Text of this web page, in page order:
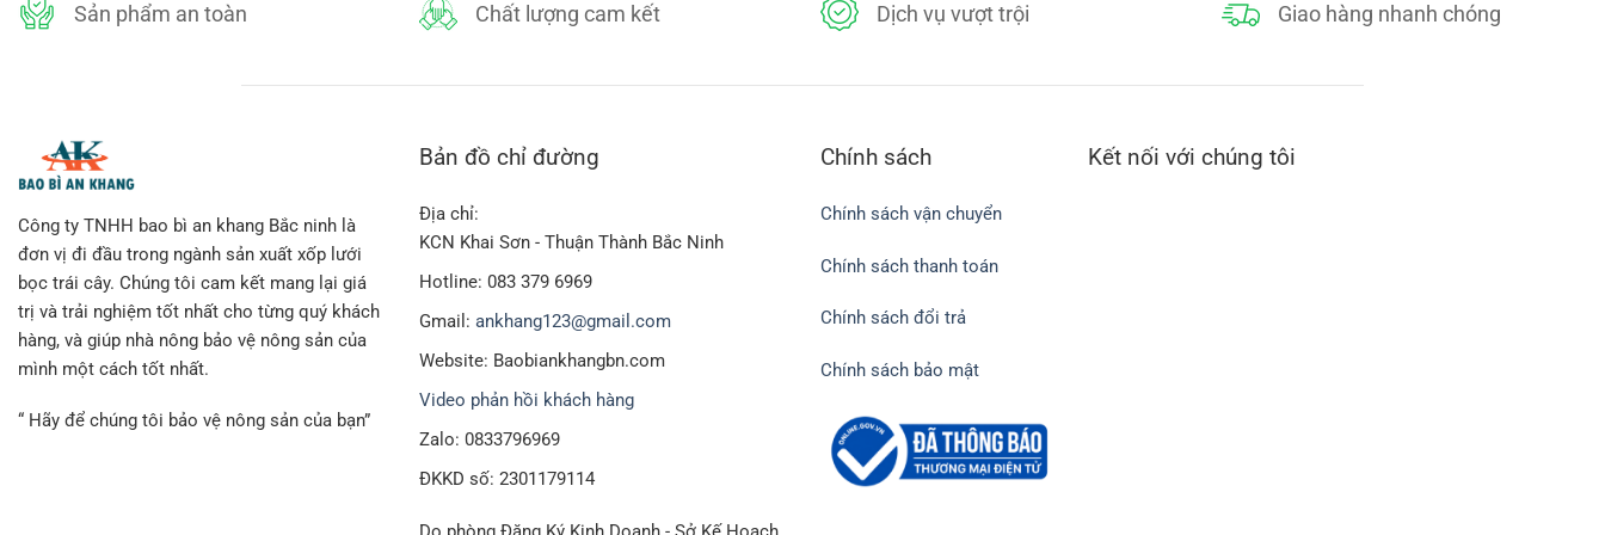
Sản phẩm an toàn Chất lượng cam kết Dịch vụ vượt trội Giao hàng nhanh chóng
Công ty TNHH bao bì an khang Bắc ninh là
đơn vị đi đầu trong ngành sản xuất xốp lưới
bọc trái cây. Chúng tôi cam kết mang lại giá
trị và trải nghiệm tốt nhất cho từng quý khách
hàng, và giúp nhà nông bảo vệ nông sản của
mình một cách tốt nhất.
“ Hãy để chúng tôi bảo vệ nông sản của bạn”
Bản đồ chỉ đường
Địa chỉ:
KCN Khai Sơn - Thuận Thành Bắc Ninh
Hotline: 083 379 6969
Gmail: ankhang123@gmail.com
Website: Baobiankhangbn.com
Video phản hồi khách hàng
Zalo: 0833796969
ĐKKD số: 2301179114
Chính sách
Chính sách vận chuyển
Chính sách thanh toán
Chính sách đổi trả
Chính sách bảo mật
Kết nối với chúng tôi